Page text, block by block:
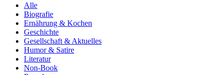
Alle
Biografie
Ernährung & Kochen
Geschichte
Gesellschaft & Aktuelles
Humor & Satire
Literatur
Non-Book